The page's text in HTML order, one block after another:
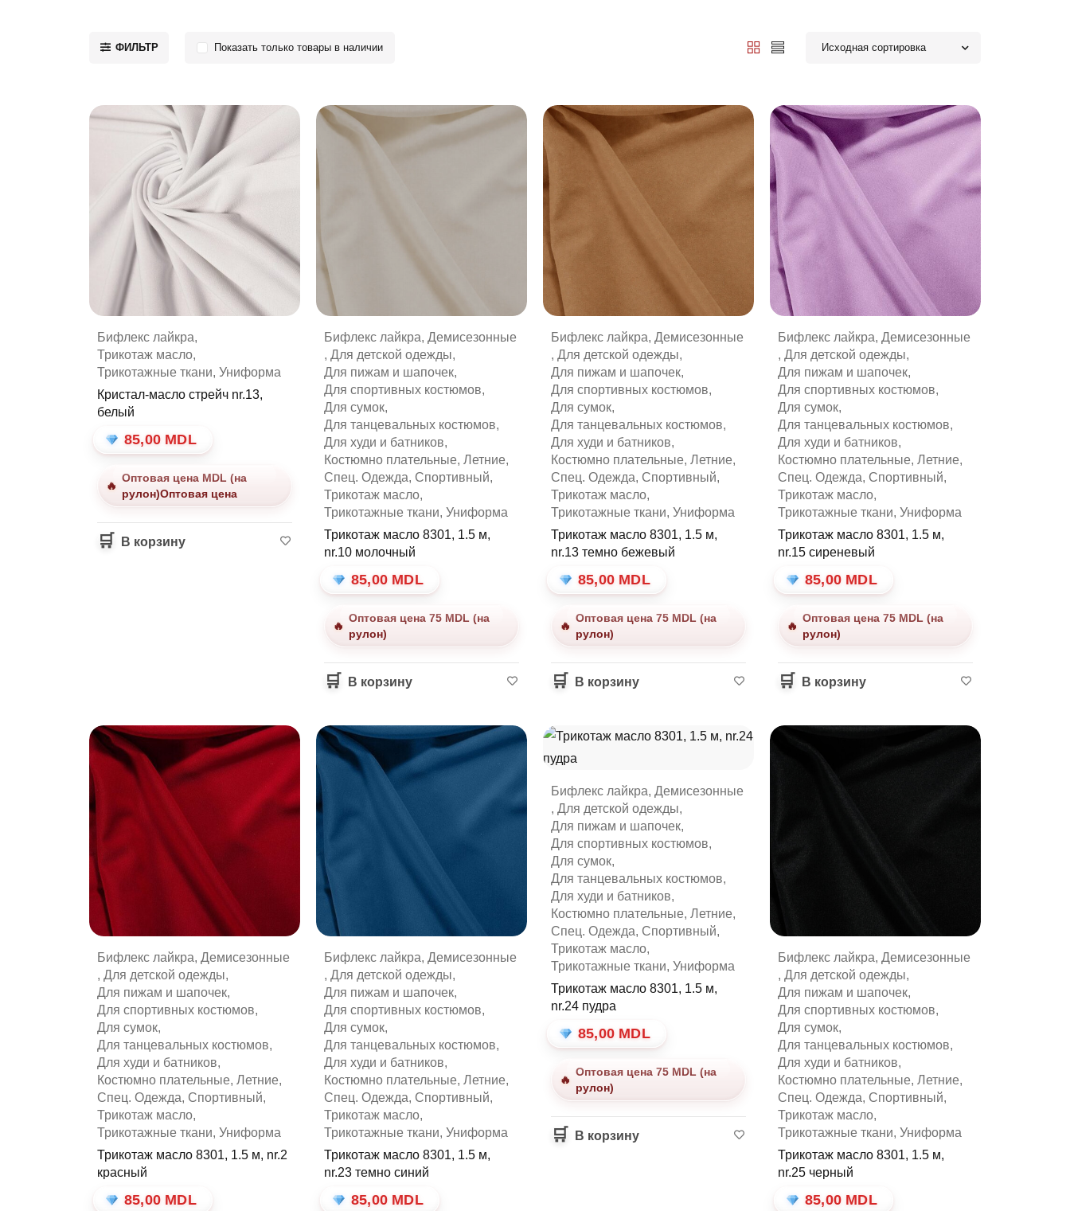
ФИЛЬТР Исходная сортировка
Показать только товары в наличии
Бифлекс лайкра,
Трикотаж масло,
Трикотажные ткани, Униформа
Кристал-масло стрейч nr.13,
белый
85,00 MDL
Оптовая цена MDL (на
рулон)Оптовая цена
В корзину
Бифлекс лайкра, Демисезонные
, Для детской одежды,
Для пижам и шапочек,
Для спортивных костюмов,
Для сумок,
Для танцевальных костюмов,
Для худи и батников,
Костюмно плательные, Летние,
Спец. Одежда, Спортивный,
Трикотаж масло,
Трикотажные ткани, Униформа
Трикотаж масло 8301, 1.5 м,
nr.10 молочный
85,00 MDL
Оптовая цена 75 MDL (на
рулон)
В корзину
Бифлекс лайкра, Демисезонные
, Для детской одежды,
Для пижам и шапочек,
Для спортивных костюмов,
Для сумок,
Для танцевальных костюмов,
Для худи и батников,
Костюмно плательные, Летние,
Спец. Одежда, Спортивный,
Трикотаж масло,
Трикотажные ткани, Униформа
Трикотаж масло 8301, 1.5 м,
nr.13 темно бежевый
85,00 MDL
Оптовая цена 75 MDL (на
рулон)
В корзину
Бифлекс лайкра, Демисезонные
, Для детской одежды,
Для пижам и шапочек,
Для спортивных костюмов,
Для сумок,
Для танцевальных костюмов,
Для худи и батников,
Костюмно плательные, Летние,
Спец. Одежда, Спортивный,
Трикотаж масло,
Трикотажные ткани, Униформа
Трикотаж масло 8301, 1.5 м,
nr.15 сиреневый
85,00 MDL
Оптовая цена 75 MDL (на
рулон)
В корзину
Бифлекс лайкра, Демисезонные
, Для детской одежды,
Для пижам и шапочек,
Для спортивных костюмов,
Для сумок,
Для танцевальных костюмов,
Для худи и батников,
Костюмно плательные, Летние,
Спец. Одежда, Спортивный,
Трикотаж масло,
Трикотажные ткани, Униформа
Трикотаж масло 8301, 1.5 м, nr.2
красный
85,00 MDL
Бифлекс лайкра, Демисезонные
, Для детской одежды,
Для пижам и шапочек,
Для спортивных костюмов,
Для сумок,
Для танцевальных костюмов,
Для худи и батников,
Костюмно плательные, Летние,
Спец. Одежда, Спортивный,
Трикотаж масло,
Трикотажные ткани, Униформа
Трикотаж масло 8301, 1.5 м,
nr.23 темно синий
85,00 MDL
Бифлекс лайкра, Демисезонные
, Для детской одежды,
Для пижам и шапочек,
Для спортивных костюмов,
Для сумок,
Для танцевальных костюмов,
Для худи и батников,
Костюмно плательные, Летние,
Спец. Одежда, Спортивный,
Трикотаж масло,
Трикотажные ткани, Униформа
Трикотаж масло 8301, 1.5 м,
nr.24 пудра
85,00 MDL
Оптовая цена 75 MDL (на
рулон)
В корзину
Бифлекс лайкра, Демисезонные
, Для детской одежды,
Для пижам и шапочек,
Для спортивных костюмов,
Для сумок,
Для танцевальных костюмов,
Для худи и батников,
Костюмно плательные, Летние,
Спец. Одежда, Спортивный,
Трикотаж масло,
Трикотажные ткани, Униформа
Трикотаж масло 8301, 1.5 м,
nr.25 черный
85,00 MDL